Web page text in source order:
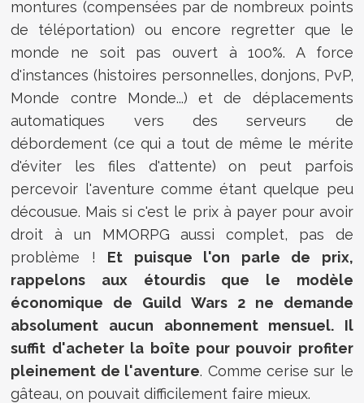
montures (compensées par de nombreux points
de téléportation) ou encore regretter que le
monde ne soit pas ouvert à 100%. A force
d'instances (histoires personnelles, donjons, PvP,
Monde contre Monde...) et de déplacements
automatiques vers des serveurs de
débordement (ce qui a tout de même le mérite
d'éviter les files d'attente) on peut parfois
percevoir l'aventure comme étant quelque peu
décousue. Mais si c'est le prix à payer pour avoir
droit à un MMORPG aussi complet, pas de
problème ! Et puisque l'on parle de prix,
rappelons aux étourdis que le modèle
économique de Guild Wars 2 ne demande
absolument aucun abonnement mensuel. Il
suffit d'acheter la boîte pour pouvoir profiter
pleinement de l'aventure. Comme cerise sur le
gâteau, on pouvait difficilement faire mieux.